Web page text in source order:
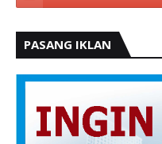
PASANG IKLAN